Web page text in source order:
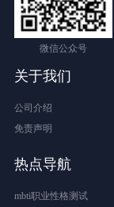
微信公众号
关于我们
公司介绍
免责声明
热点导航
mbti职业性格测试